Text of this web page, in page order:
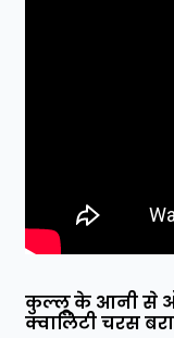
कुल्लू के आनी से
क्वालिटी चरस